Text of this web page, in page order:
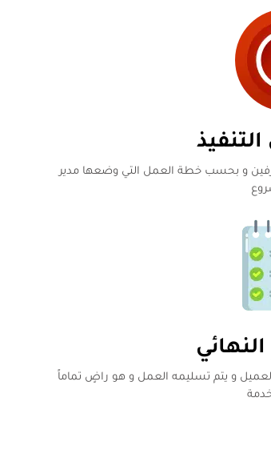
و بحسب خطة العمل التي وضعها مدير
و يتم تسليمه العمل و هو راضٍ تماماً